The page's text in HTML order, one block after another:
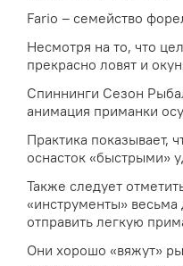
Fario – семейство
Несмотря на то, что
прекрасно ловят и
Спиннинги Сезон
анимация приманки
Практика показывает,
оснасток «быстрыми»
Также следует
«инструменты»
отправить легкую
Они хорошо «вяжут»